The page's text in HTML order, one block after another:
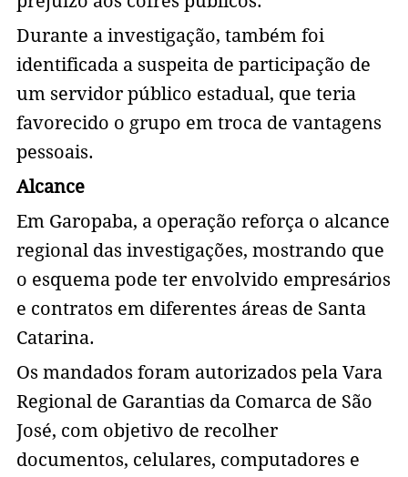
Durante a investigação, também foi
identificada a suspeita de participação de
um servidor público estadual, que teria
favorecido o grupo em troca de vantagens
pessoais.
Alcance
Em Garopaba, a operação reforça o alcance
regional das investigações, mostrando que
o esquema pode ter envolvido empresários
e contratos em diferentes áreas de Santa
Catarina.
Os mandados foram autorizados pela Vara
Regional de Garantias da Comarca de São
José, com objetivo de recolher
documentos, celulares, computadores e